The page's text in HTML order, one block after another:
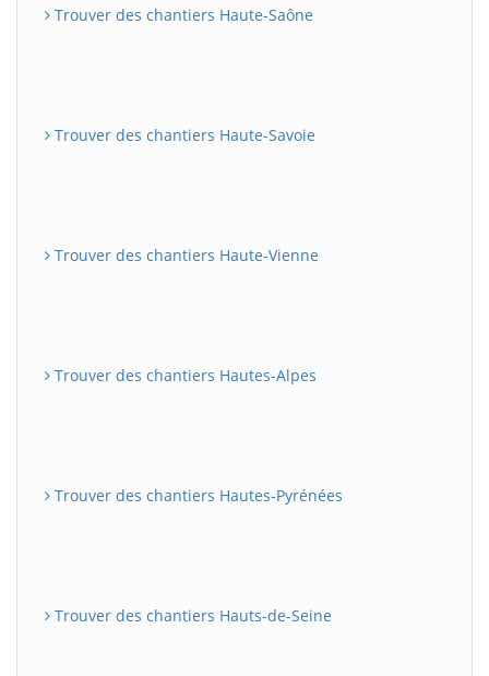
Trouver des chantiers Haute-Saône
Trouver des chantiers Haute-Savoie
Trouver des chantiers Haute-Vienne
Trouver des chantiers Hautes-Alpes
Trouver des chantiers Hautes-Pyrénées
Trouver des chantiers Hauts-de-Seine